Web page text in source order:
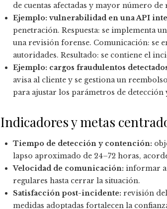
de cuentas afectadas y mayor número
Ejemplo: vulnerabilidad en una API
penetración. Respuesta: se implementa
una revisión forense. Comunicación: se
autoridades. Resultado: se contiene el
Ejemplo: cargos fraudulentos
avisa al cliente y se gestiona un
para ajustar los parámetros de
Indicadores y metas
Tiempo de detección y contención:
lapso aproximado de 24–72 horas,
Velocidad de comunicación: informar a
regulares hasta cerrar la situación.
Satisfacción post-incidente: revisión
medidas adoptadas fortalecen la